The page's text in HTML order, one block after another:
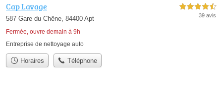
Cap Lavage
587 Gare du Chêne, 84400 Apt
Fermée, ouvre demain à 9h
4,5 étoiles sur 5
39 avis
Entreprise de nettoyage auto
Horaires Téléphone